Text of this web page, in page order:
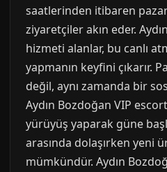
saatlerinden itibaren
ziyaretçiler akın eder.
hizmeti alanlar, bu canlı
yapmanın keyfini çıkarır.
değil, aynı zamanda bir
Aydın Bozdoğan VIP
yürüyüş yaparak güne
arasında dolaşırken yeni
mümkündür. Aydın